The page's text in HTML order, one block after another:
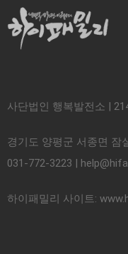
사단법인 행복발전소 |
경기도 양평군 서종면 잠
031-772-3223 |
하이패밀리 사이트: